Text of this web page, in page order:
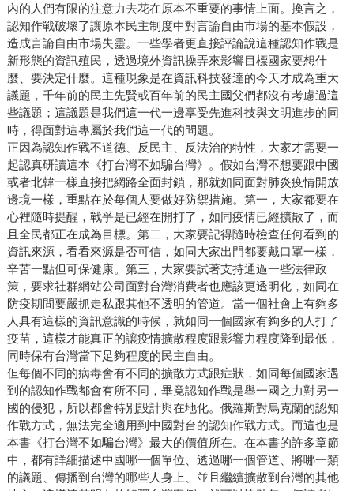
內的人們有限的注意力去花在原本不重要的事情上面。換言之，
認知作戰破壞了讓原本民主制度中對言論自由市場的基本假設，
造成言論自由市場失靈。一些學者更直接評論說這種認知作戰是
新形態的資訊殖民，透過境外資訊操弄來影響目標國家要想什
麼、要決定什麼。這種現象是在資訊科技發達的今天才成為重大
議題，千年前的民主先賢或百年前的民主國父們都沒有考慮過這
些議題；這議題是我們這一代一邊享受先進科技與文明進步的同
時，得面對這專屬於我們這一代的問題。
正因為認知作戰不道德、反民主、反法治的特性，大家才需要一
起認真研讀這本《打台灣不如騙台灣》。假如台灣不想要跟中國
或者北韓一樣直接把網路全面封鎖，那就如同面對肺炎疫情開放
邊境一樣，重點在於每個人要做好防禦措施。第一，大家都要在
心裡隨時提醒，戰爭是已經在開打了，如同疫情已經擴散了，而
且全民都正在成為目標。第二，大家要記得隨時檢查任何看到的
資訊來源，看看來源是否可信，如同大家出門都要戴口罩一樣，
辛苦一點但可保健康。第三，大家要試著支持通過一些法律政
策，要求社群網站公司面對台灣消費者也應該更透明化，如同在
防疫期間要嚴抓走私跟其他不透明的管道。當一個社會上有夠多
人具有這樣的資訊意識的時候，就如同一個國家有夠多的人打了
疫苗，這樣才能真正的讓疫情擴散程度跟影響力程度降到最低，
同時保有台灣當下足夠程度的民主自由。
但每個不同的病毒會有不同的擴散方式跟症狀，如同每個國家遇
到的認知作戰都會有所不同，畢竟認知作戰是舉一國之力對另一
國的侵犯，所以都會特別設計與在地化。俄羅斯對烏克蘭的認知
作戰方式，無法完全適用到中國對台的認知作戰方式。而這也是
本書《打台灣不如騙台灣》最大的價值所在。在本書的許多章節
中，都有詳細描述中國哪一個單位、透過哪一個管道、將哪一類
的議題、傳播到台灣的哪些人身上、並且繼續擴散到台灣的其他